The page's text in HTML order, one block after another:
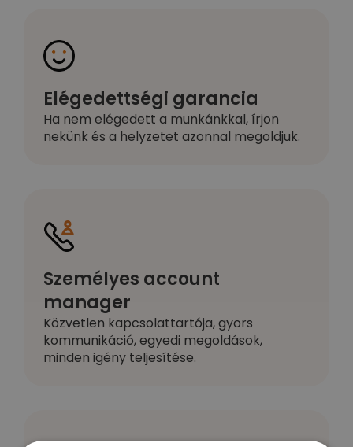
Elégedettségi garancia
Ha nem elégedett a munkánkkal, írjon
nekünk és a helyzetet azonnal megoldjuk.
Személyes account
manager
Közvetlen kapcsolattartója, gyors
kommunikáció, egyedi megoldások,
minden igény teljesítése.